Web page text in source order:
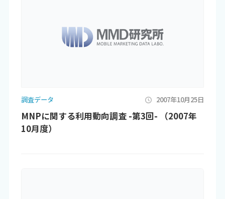
調査データ 2007年10月25日
MNPに関する利用動向調査 -第3回- （2007年
10月度）